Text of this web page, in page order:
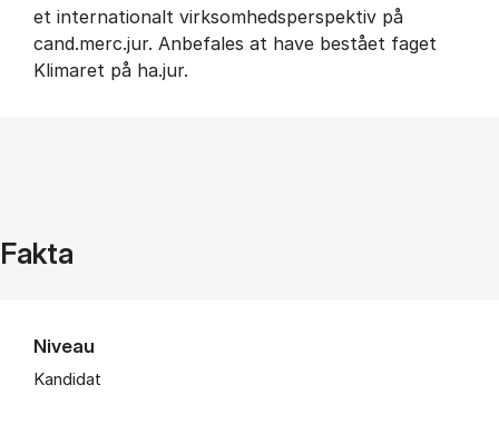
et internationalt virksomhedsperspektiv på
cand.merc.jur. Anbefales at have bestået faget
Klimaret på ha.jur.
Fakta
Niveau
Kandidat